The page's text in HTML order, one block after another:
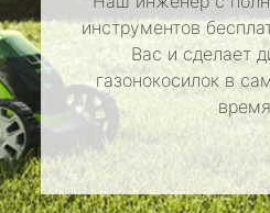
инструментов
Вас и сделает
газонокосилок в